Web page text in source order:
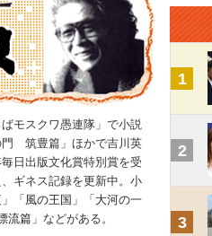
モスクワ愚連隊」で小説
門 筑豊篇」ほかで吉川英
日出版文化賞特別賞を受
ギネス記録を更新中。小
」「 風の王国 」「 大河の一
流篇 」などがある。
1
2
3